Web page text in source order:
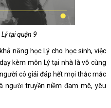
tại quận 9
năng học Lý cho học sinh, việc
kèm môn Lý tại nhà là vô cùng
cô giải đáp hết mọi thắc mắc
người truyền niềm đam mê, yêu